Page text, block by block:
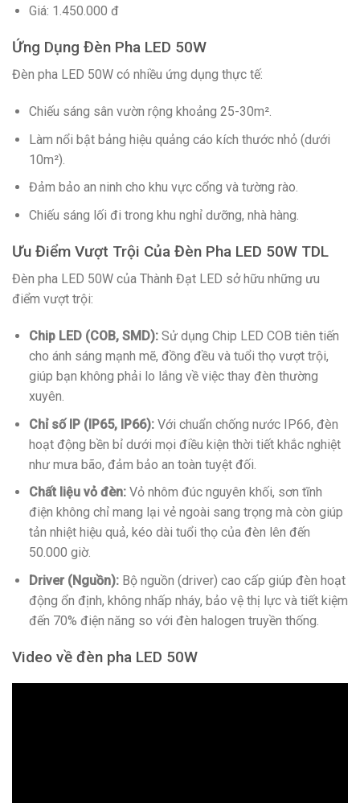
Giá: 1.450.000 đ
Ứng Dụng Đèn Pha LED 50W
Đèn pha LED 50W có nhiều ứng dụng thực tế:
Chiếu sáng sân vườn rộng khoảng 25-30m².
Làm nổi bật bảng hiệu quảng cáo kích thước nhỏ (dưới
10m²).
Đảm bảo an ninh cho khu vực cổng và tường rào.
Chiếu sáng lối đi trong khu nghỉ dưỡng, nhà hàng.
Ưu Điểm Vượt Trội Của Đèn Pha LED 50W TDL
Đèn pha LED 50W của Thành Đạt LED sở hữu những ưu
điểm vượt trội:
Chip LED (COB, SMD):Sử dụng Chip LED COB tiên tiến
cho ánh sáng mạnh mẽ, đồng đều và tuổi thọ vượt trội,
giúp bạn không phải lo lắng về việc thay đèn thường
xuyên.
Chỉ số IP (IP65, IP66):Với chuẩn chống nước IP66, đèn
hoạt động bền bỉ dưới mọi điều kiện thời tiết khắc nghiệt
như mưa bão, đảm bảo an toàn tuyệt đối.
Chất liệu vỏ đèn:Vỏ nhôm đúc nguyên khối, sơn tĩnh
điện không chỉ mang lại vẻ ngoài sang trọng mà còn giúp
tản nhiệt hiệu quả, kéo dài tuổi thọ của đèn lên đến
50.000 giờ.
Driver (Nguồn):Bộ nguồn (driver) cao cấp giúp đèn hoạt
động ổn định, không nhấp nháy, bảo vệ thị lực và tiết kiệm
đến 70% điện năng so với đèn halogen truyền thống.
Video về đèn pha LED 50W